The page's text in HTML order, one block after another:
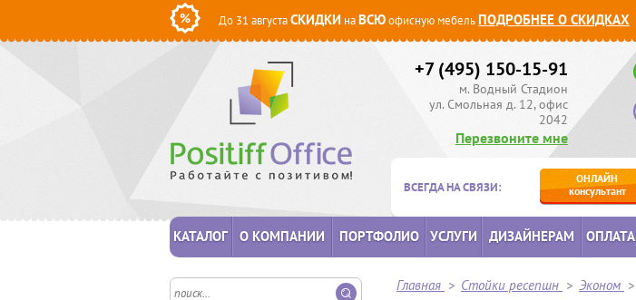
До 31 августаСКИДКИ наВСЮофисную мебельПОДРОБНЕЕ О СКИДКАХ
+7 (495) 150-15-91
м. Водный Стадион
ул. Смольная д. 12, офис
2042
Перезвоните мне
ВСЕГДА НА СВЯЗИ:
ОНЛАЙН
консультант
КАТАЛОГ О КОМПАНИИ ПОРТФОЛИО УСЛУГИ ДИЗАЙНЕРАМ ОПЛАТА
Главная > Стойки ресепшн > Эконом >